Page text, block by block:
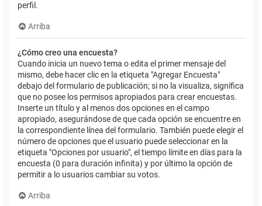
perfil.
Arriba
¿Cómo creo una encuesta?
Cuando inicia un nuevo tema o edita el primer mensaje del
mismo, debe hacer clic en la etiqueta "Agregar Encuesta"
debajo del formulario de publicación; si no la visualiza, significa
que no posee los permisos apropiados para crear encuestas.
Inserte un título y al menos dos opciones en el campo
apropiado, asegurándose de que cada opción se encuentre en
la correspondiente línea del formulario. También puede elegir el
número de opciones que el usuario puede seleccionar en la
etiqueta "Opciones por usuario", el tiempo límite en días para la
encuesta (0 para duración infinita) y por último la opción de
permitir a lo usuarios cambiar su votos.
Arriba